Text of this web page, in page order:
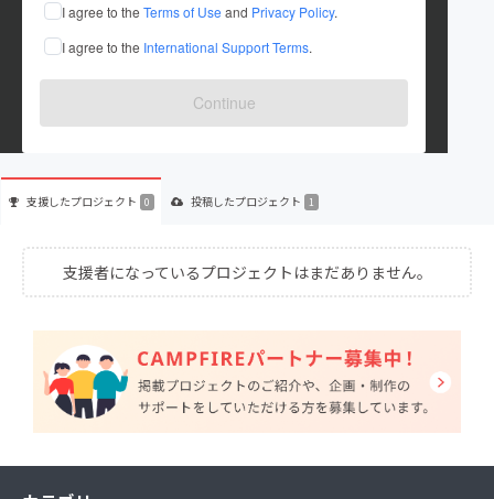
I agree to the Terms of Use and Privacy Policy.
I agree to the International Support Terms.
Continue
これまでに1件のプロジェクトを投稿しています
在住国：日本 現在地：愛知県
出身国：日本 出身地：新潟県
初めまして、宜しくお願いします。
支援したプロジェクト 0 投稿したプロジェクト 1
支援者になっているプロジェクトはまだありません。